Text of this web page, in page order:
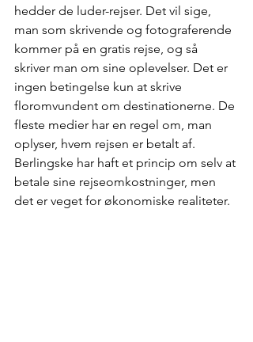
hedder de luder-rejser. Det vil sige,
man som skrivende og fotograferende
kommer på en gratis rejse, og så
skriver man om sine oplevelser. Det er
ingen betingelse kun at skrive
floromvundent om destinationerne. De
fleste medier har en regel om, man
oplyser, hvem rejsen er betalt af.
Berlingske har haft et princip om selv at
betale sine rejseomkostninger, men
det er veget for økonomiske realiteter.